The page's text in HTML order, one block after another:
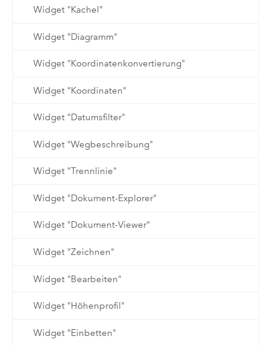
Widget "Kachel"
Widget "Diagramm"
Widget "Koordinatenkonvertierung"
Widget "Koordinaten"
Widget "Datumsfilter"
Widget "Wegbeschreibung"
Widget "Trennlinie"
Widget "Dokument-Explorer"
Widget "Dokument-Viewer"
Widget "Zeichnen"
Widget "Bearbeiten"
Widget "Höhenprofil"
Widget "Einbetten"